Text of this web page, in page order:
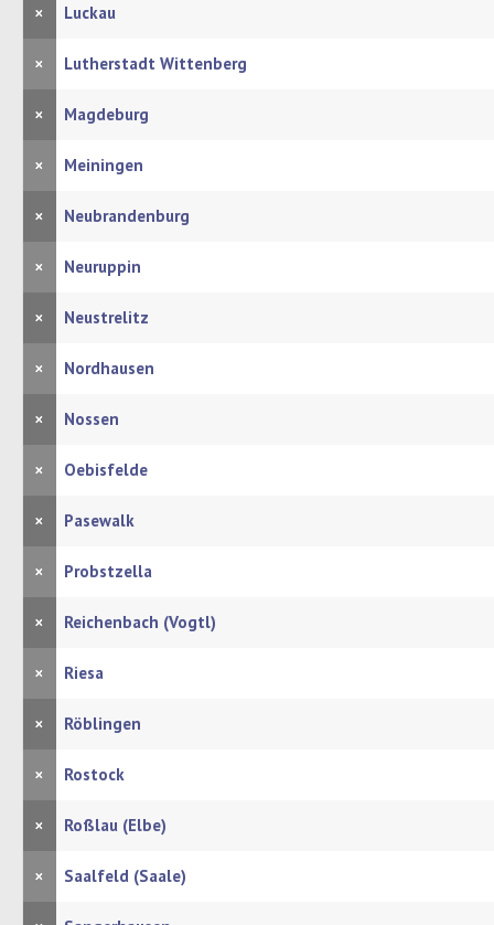
× Luckau
× Lutherstadt Wittenberg
× Magdeburg
× Meiningen
× Neubrandenburg
× Neuruppin
× Neustrelitz
× Nordhausen
× Nossen
× Oebisfelde
× Pasewalk
× Probstzella
× Reichenbach (Vogtl)
× Riesa
× Röblingen
× Rostock
× Roßlau (Elbe)
× Saalfeld (Saale)